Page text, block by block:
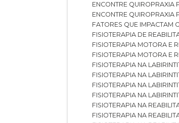
ENCONTRE
ENCONTRE
FATORES QUE IMPACTAM
FISIOTERAPIA DE
FISIOTERAPIA MOTORA E
FISIOTERAPIA MOTORA E
FISIOTERAPIA NA
FISIOTERAPIA NA
FISIOTERAPIA NA
FISIOTERAPIA NA
FISIOTERAPIA NA
FISIOTERAPIA NA